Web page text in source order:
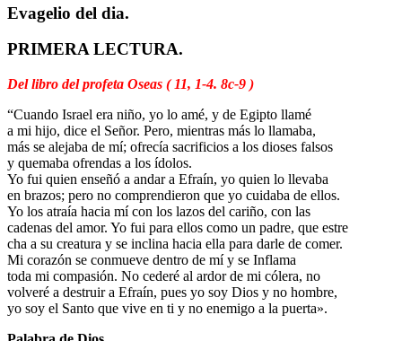
Evagelio del dia.
PRIMERA LECTURA.
Del libro del profeta Oseas ( 11, 1-4. 8c-9 )
“Cuando Israel era niño, yo lo amé, y de Egipto llamé
a mi hijo, dice el Señor. Pero, mientras más lo llamaba,
más se alejaba de mí; ofrecía sacrificios a los dioses falsos
y quemaba ofrendas a los ídolos.
Yo fui quien enseñó a andar a Efraín, yo quien lo llevaba
en brazos; pero no comprendieron que yo cuidaba de ellos.
Yo los atraía hacia mí con los lazos del cariño, con las
cadenas del amor. Yo fui para ellos como un padre, que estre
cha a su creatura y se inclina hacia ella para darle de comer.
Mi corazón se conmueve dentro de mí y se Inflama
toda mi compasión. No cederé al ardor de mi cólera, no
volveré a destruir a Efraín, pues yo soy Dios y no hombre,
yo soy el Santo que vive en ti y no enemigo a la puerta».